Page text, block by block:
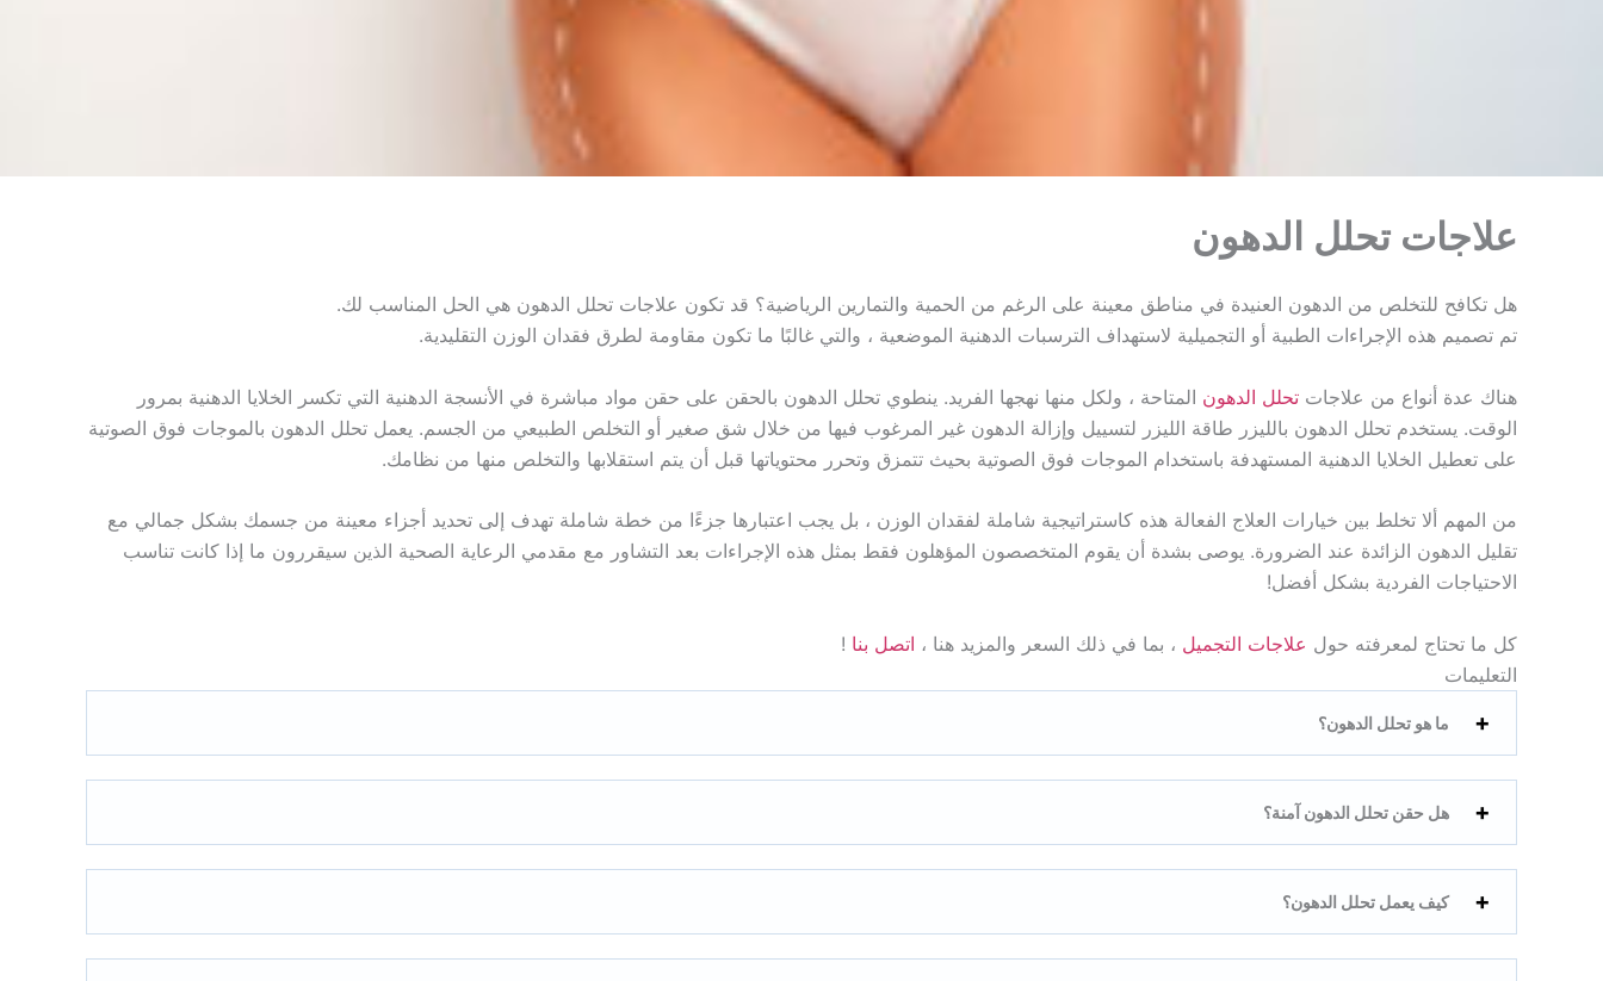
علاجات تحلل الدهون
هل تكافح للتخلص من الدهون العنيدة في مناطق معينة على الرغم من الحمية والتمارين الرياضية؟ قد تكون علاجات تحلل الدهون هي الحل المناسب لك.
تم تصميم هذه الإجراءات الطبية أو التجميلية لاستهداف الترسبات الدهنية الموضعية ، والتي غالبًا ما تكون مقاومة لطرق فقدان الوزن التقليدية.
هناك عدة أنواع من علاجات تحلل الدهون المتاحة ، ولكل منها نهجها الفريد. ينطوي تحلل الدهون بالحقن على حقن مواد مباشرة في الأنسجة الدهنية التي تكسر الخلايا الدهنية بمرور
الوقت. يستخدم تحلل الدهون بالليزر طاقة الليزر لتسييل وإزالة الدهون غير المرغوب فيها من خلال شق صغير أو التخلص الطبيعي من الجسم. يعمل تحلل الدهون بالموجات فوق الصوتية
على تعطيل الخلايا الدهنية المستهدفة باستخدام الموجات فوق الصوتية بحيث تتمزق وتحرر محتوياتها قبل أن يتم استقلابها والتخلص منها من نظامك.
من المهم ألا تخلط بين خيارات العلاج الفعالة هذه كاستراتيجية شاملة لفقدان الوزن ، بل يجب اعتبارها جزءًا من خطة شاملة تهدف إلى تحديد أجزاء معينة من جسمك بشكل جمالي مع
تقليل الدهون الزائدة عند الضرورة. يوصى بشدة أن يقوم المتخصصون المؤهلون فقط بمثل هذه الإجراءات بعد التشاور مع مقدمي الرعاية الصحية الذين سيقررون ما إذا كانت تناسب
الاحتياجات الفردية بشكل أفضل!
كل ما تحتاج لمعرفته حول علاجات التجميل ، بما في ذلك السعر والمزيد هنا ، اتصل بنا !
التعليمات
ما هو تحلل الدهون؟
هل حقن تحلل الدهون آمنة؟
كيف يعمل تحلل الدهون؟